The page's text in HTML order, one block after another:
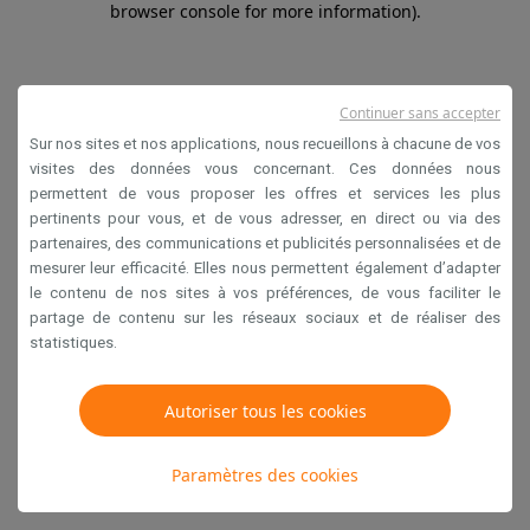
browser console for more information).
Sur nos sites et nos applications, nous recueillons à chacune de vos
visites des données vous concernant. Ces données nous
permettent de vous proposer les offres et services les plus
pertinents pour vous, et de vous adresser, en direct ou via des
partenaires, des communications et publicités personnalisées et de
mesurer leur efficacité. Elles nous permettent également d’adapter
le contenu de nos sites à vos préférences, de vous faciliter le
partage de contenu sur les réseaux sociaux et de réaliser des
statistiques.
Autoriser tous les cookies
Paramètres des cookies
Continuer sans accepter